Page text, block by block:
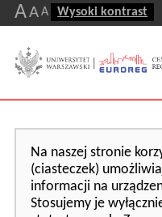
AA A Wysoki kontrast
Na naszej stronie
(ciasteczek)
informacji na
Stosujemy je